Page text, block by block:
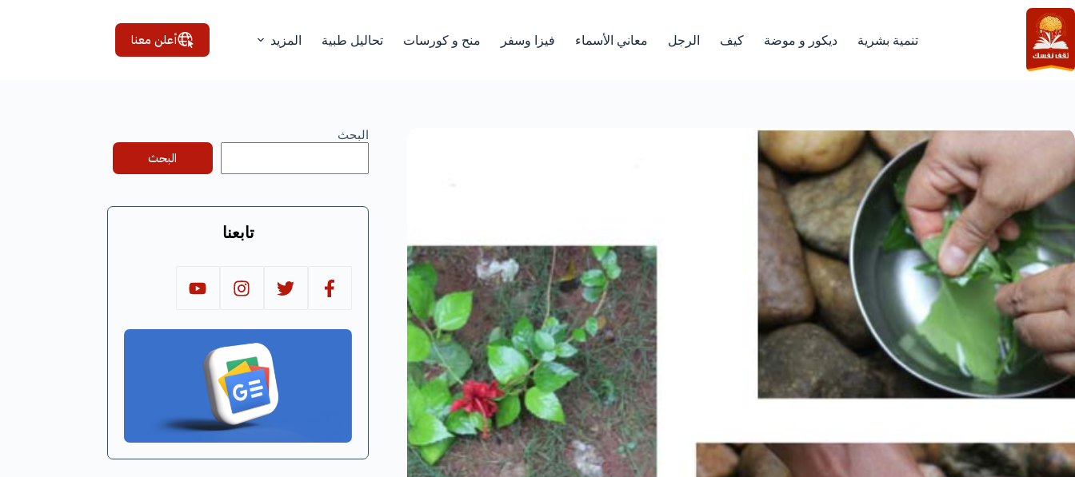
التجاوز
إلى
المحتوى
تنمية بشرية ديكور و موضة كيف الرجل معاني الأسماء فيزا وسفر منح و كورسات تحاليل طبية المزيد أعلن معنا
البحث
البحث
تابعنا